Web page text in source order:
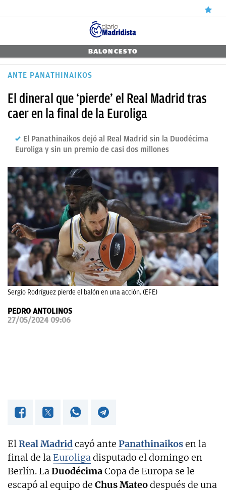
CANTERA
DIRECTO
FEMENINO
PAPARAZZI
OKDIARIO
BALONCESTO
ANTE PANATHINAIKOS
⁠El dineral que ‘pierde’ el Real Madrid tras
caer en la final de la Euroliga
El Panathinaikos dejó al Real Madrid sin la Duodécima
Euroliga y sin un premio de casi dos millones
Sergio Rodríguez pierde el balón en una acción. (EFE)
PEDRO ANTOLINOS
27/05/2024 09:06
ElReal Madridcayó ante Panathinaikosen la
final de la Euroligadisputado el domingo en
Berlín. LaDuodécimaCopa de Europa se le
escapó al equipo de Chus Mateodespués de una